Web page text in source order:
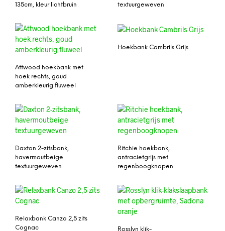
135cm, kleur lichtbruin
textuurgeweven
Attwood hoekbank met
hoek rechts, goud
amberkleurig fluweel
Hoekbank Cambrils Grijs
Daxton 2-zitsbank,
havermoutbeige
textuurgeweven
Ritchie hoekbank,
antracietgrijs met
regenboogknopen
Relaxbank Canzo 2,5 zits
Cognac
Rosslyn klik-